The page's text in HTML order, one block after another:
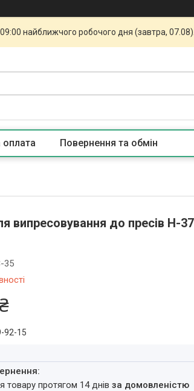
найближчого робочого дня (завтра, 07.08).
Повернення та обмін
випресовування до пресів H-
35
92-15
товару протягом 14 днівза домовленістю